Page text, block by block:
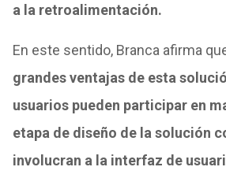
a la retroalimentación.
En este sentido, Branca afirma
grandes ventajas de esta
usuarios pueden participar en
etapa de diseño de la solución
involucran a la interfaz de